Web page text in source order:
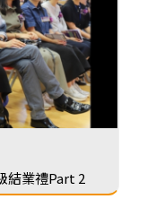
結業禮Part 2